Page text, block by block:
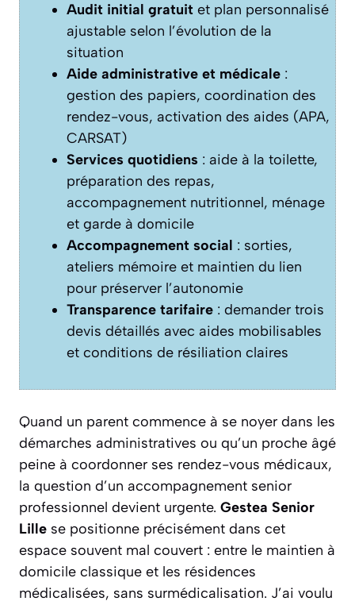
Audit initial gratuit et plan personnalisé
ajustable selon l’évolution de la
situation
Aide administrative et médicale :
gestion des papiers, coordination des
rendez-vous, activation des aides (APA,
CARSAT)
Services quotidiens : aide à la toilette,
préparation des repas,
accompagnement nutritionnel, ménage
et garde à domicile
Accompagnement social : sorties,
ateliers mémoire et maintien du lien
pour préserver l’autonomie
Transparence tarifaire : demander trois
devis détaillés avec aides mobilisables
et conditions de résiliation claires
Quand un parent commence à se noyer dans les
démarches administratives ou qu’un proche âgé
peine à coordonner ses rendez-vous médicaux,
la question d’un accompagnement senior
professionnel devient urgente. Gestea Senior
Lille se positionne précisément dans cet
espace souvent mal couvert : entre le maintien à
domicile classique et les résidences
médicalisées, sans surmédicalisation. J’ai voulu